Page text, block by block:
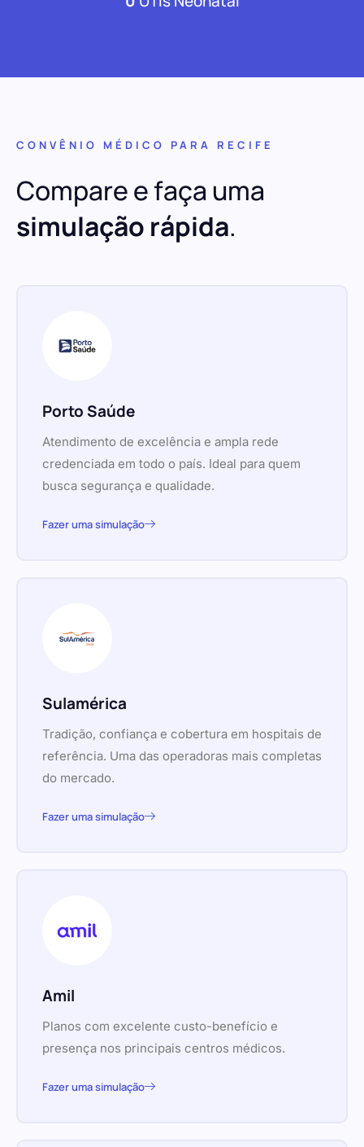
CONVÊNIO MÉDICO PARA RECIFE
Compare e faça uma
simulação rápida.
Porto Saúde
Atendimento de excelência e ampla rede
credenciada em todo o país. Ideal para quem
busca segurança e qualidade.
Fazer uma simulação
Sulamérica
Tradição, confiança e cobertura em hospitais de
referência. Uma das operadoras mais completas
do mercado.
Fazer uma simulação
Amil
Planos com excelente custo-benefício e
presença nos principais centros médicos.
Fazer uma simulação